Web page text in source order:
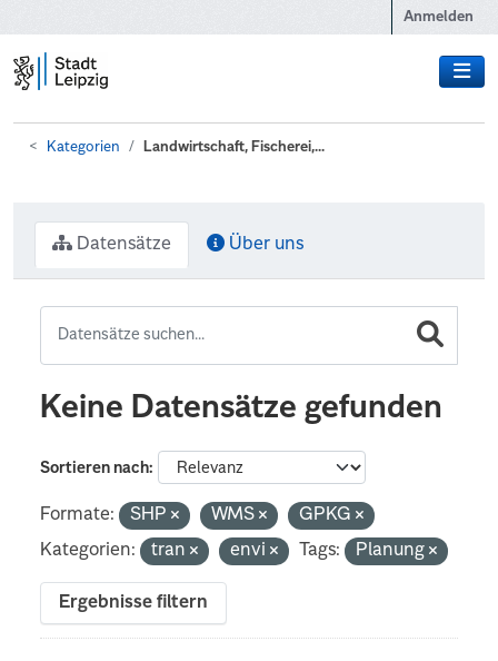
Anmelden
Kategorien Landwirtschaft, Fischerei,...
Datensätze Über uns
Keine Datensätze gefunden
Sortieren nach
Formate: SHP WMS
GPKG
Kategorien:
tran envi Tags: Planung
Ergebnisse filtern